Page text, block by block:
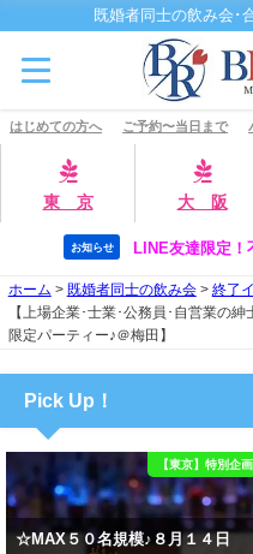
既婚者同士の飲み会･
はじめての方へ ご予約〜当日まで
東 京 大 阪
お知らせ LINE友達限定！
ホーム > 既婚者同士の飲み会> 終了
【上場企業･士業･公務員･自営業の
限定パーティー♪＠梅田】
Pick Up！
【東京】特別企画
☆MAX５０名規模♪８月１４日